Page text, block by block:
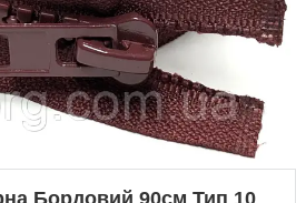
Бордовий 90см Тип 10